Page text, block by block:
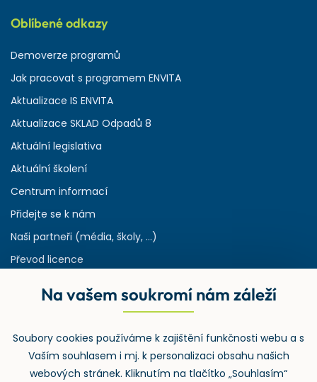
Oblíbené odkazy
Demoverze programů
Jak pracovat s programem ENVITA
Aktualizace IS ENVITA
Aktualizace SKLAD Odpadů 8
Aktuální legislativa
Aktuální školení
Centrum informací
Přidejte se k nám
Naši partneři (média, školy, ...)
Převod licence
Rejstřík používaných zkratek v odpadech
Zpětný odběr
Na vašem soukromí nám záleží
Soubory cookies používáme k zajištění funkčnosti webu a s
Vaším souhlasem i mj. k personalizaci obsahu našich
webových stránek. Kliknutím na tlačítko „Souhlasím“